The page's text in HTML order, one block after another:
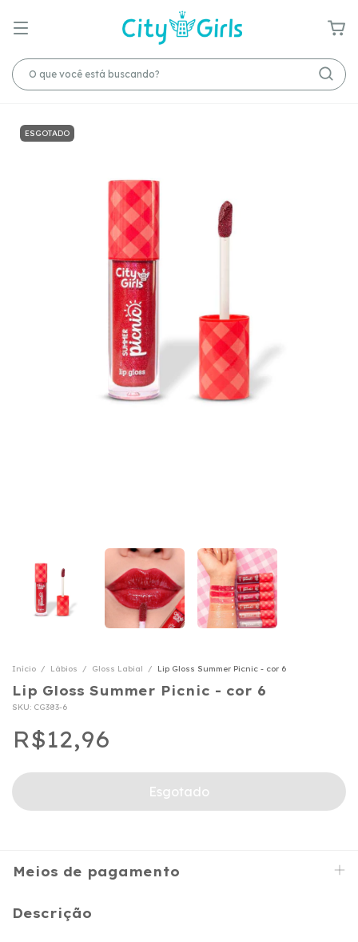
ESGOTADO
Início / Lábios / Gloss Labial / Lip Gloss Summer Picnic - cor 6
Lip Gloss Summer Picnic - cor 6
SKU: CG383-6
R$12,96
Meios de pagamento
Descrição